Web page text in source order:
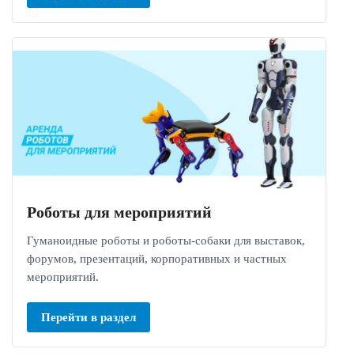
Роботы для мероприятий
Гуманоидные роботы и роботы-собаки для выставок,
форумов, презентаций, корпоративных и частных
мероприятий.
Перейти в раздел